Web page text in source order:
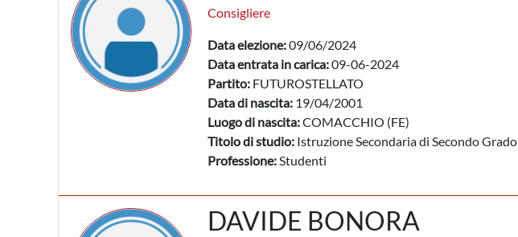
Consigliere
Data elezione:09/06/2024
Data entrata in carica:09-06-2024
Partito: FUTUROSTELLATO
Data di nascita: 19/04/2001
Luogo di nascita:COMACCHIO (FE)
Titolo di studio: Istruzione Secondaria di Secondo Grado
Professione:Studenti
DAVIDE BONORA